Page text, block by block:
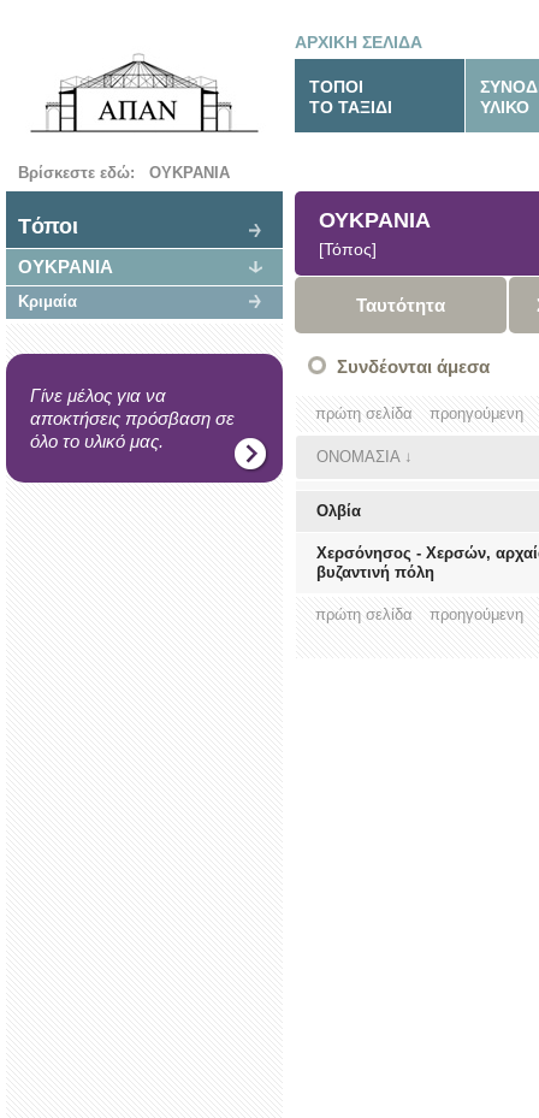
ΑΡΧΙΚΗ ΣΕΛΙΔΑ
ΤΟΠΟΙ
ΤΟ ΤΑΞΙΔΙ
ΥΛΙΚΟ
Βρίσκεστε εδώ: ΟΥΚΡΑΝΙΑ
Tόποι
ΟΥΚΡΑΝΙΑ
Κριμαία
Γίνε μέλος για να
αποκτήσεις πρόσβαση σε
όλο το υλικό μας.
ΟΥΚΡΑΝΙΑ
[Τόπος]
Ταυτότητα
Συνδέονται άμεσα
πρώτη σελίδα προηγούμενη
ΟΝΟΜΑΣΙΑ↓
Ολβία
Χερσόνησος - Χερσών,
βυζαντινή πόλη
πρώτη σελίδα προηγούμενη